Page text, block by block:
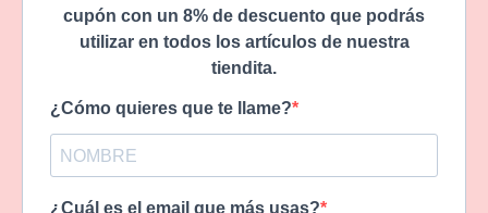
cupón con un 8% de descuento que podrás
utilizar en todos los artículos de nuestra
tiendita.
¿Cómo quieres que te llame?
¿Cuál es el email que más usas?